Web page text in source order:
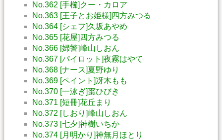
No.362 [手櫛]クー・カロア
No.363 [王子とお姫様]四方みつる
No.364 [シェフ]久坂あやめ
No.365 [花屋]四方みつる
No.366 [婦警]峰山しおん
No.367 [パイロット]夜霧はやて
No.368 [ナース]夏野ゆり
No.369 [ペイント]冴木もも
No.370 [一泳ぎ]棗ひびき
No.371 [短冊]花丘まり
No.372 [しおり]峰山しおん
No.373 [七夕]神樹いちか
No.374 [月明かり]神無月ほとり